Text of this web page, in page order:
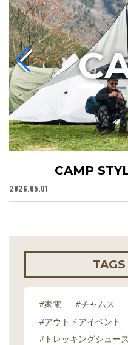
CAMP
2026.05.01
C
TAGS
#家電 #チャムス
#アウトドアイベント
#トレッキングシュー